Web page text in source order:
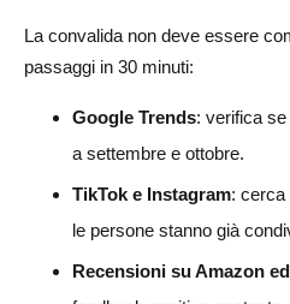
La convalida non deve essere
passaggi in 30 minuti:
Google Trends: verifica
a settembre e ottobre.
TikTok e Instagram: cerca
le persone stanno già
Recensioni su Amazon